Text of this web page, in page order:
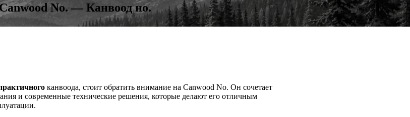
No. — Канвоод но.
канвоода, стоит обратить внимание на Canwood No. Он сочетает
и современные технические решения, которые делают его отличным